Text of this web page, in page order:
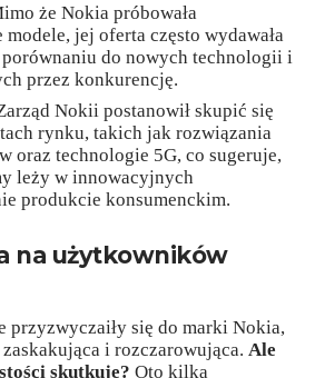
że Nokia próbowała
jej oferta często wydawała
porównaniu do nowych technologii i
przez konkurencję.
Nokii postanowił skupić się
rynku, takich jak rozwiązania
oraz technologie 5G, co sugeruje,
leży w innowacyjnych
produkcie konsumenckim.
na użytkowników
przyzwyczaiły się do marki Nokia,
i rozczarowująca. Ale
skutkuje? Oto kilka